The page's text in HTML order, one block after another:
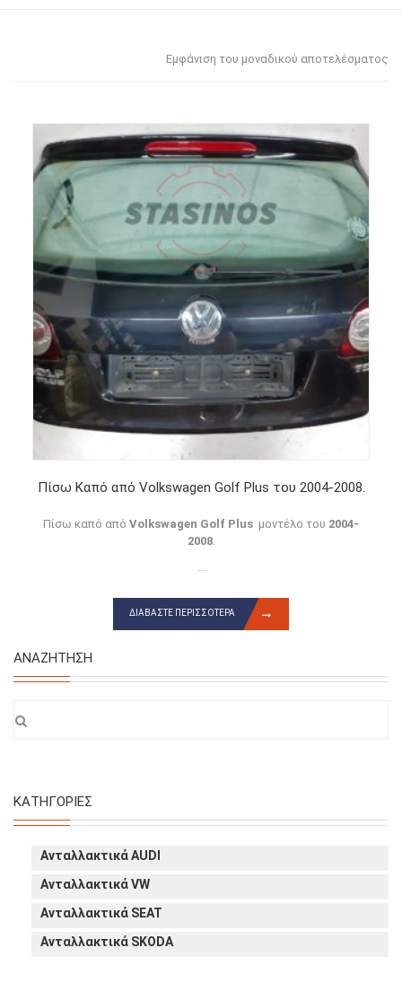
Εμφάνιση του μοναδικού αποτελέσματος
Πίσω Καπό από Volkswagen Golf Plus του 2004-2008.
Πίσω καπό από Volkswagen Golf Plus μοντέλο του 2004-
2008.
...
ΔΙΑΒΆΣΤΕ ΠΕΡΙΣΣΌΤΕΡΑ
ΑΝΑΖΉΤΗΣΗ
ΚΑΤΗΓΟΡΊΕΣ
Ανταλλακτικά AUDI
Ανταλλακτικά VW
Ανταλλακτικά SEAT
Ανταλλακτικά SKODA